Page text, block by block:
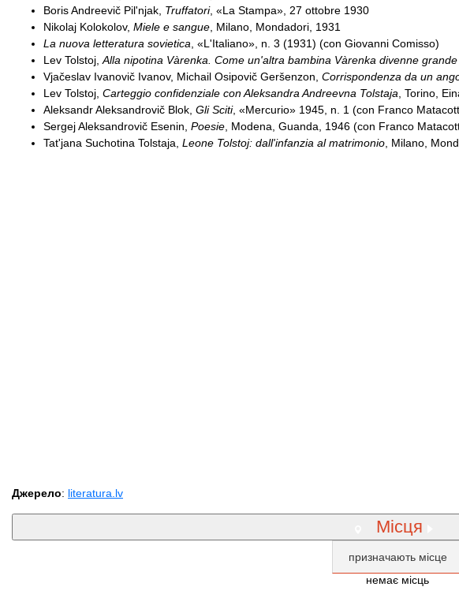
Boris Andreevič Pil'njak, Truffatori, «La Stampa», 27 ottobre 1930
Nikolaj Kolokolov, Miele e sangue , Milano, Mondadori, 1931
La nuova letteratura sovietica , «L'Italiano», n. 3 (1931) (con Giovanni Comisso)
Lev Tolstoj, Alla nipotina Vàrenka. Come un'altra bambina Vàrenka divenne
Vjačeslav Ivanovič Ivanov, Michail Osipovič Geršenzon, Corrispondenza da un
Lev Tolstoj, Carteggio confidenziale con Aleksandra Andreevna Tolstaja , Torino,
Aleksandr Aleksandrovič Blok, Gli Sciti, «Mercurio» 1945, n. 1 (con Franco
Sergej Aleksandrovič Esenin, Poesie , Modena, Guanda, 1946 (con Franco
Tat'jana Suchotina Tolstaja, Leone Tolstoj: dall'infanzia al matrimonio , Milano,
Джерело: literatura.lv
Місця
призначають місце
немає місць